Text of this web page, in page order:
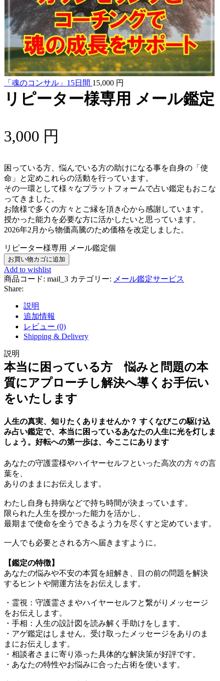
「魂のコンサル」15日間 15,000 円
リピーター様専用 メール鑑定
3,000 円
困っている方、悩んでいる方の助けになる事を自身の「使
命」と定めこれらの活動を行っています。
その一環として様々なプラットフォームで占い鑑定もおこな
ってきました。
お陰様で多くの方々とご縁を頂き心から感謝しています。
授かった能力を必要な方に活かしたいと思っています。
2026年2月から物価高騰のため価格を改定しました。
リピーター様専用 メール鑑定個
お買い物カゴに追加
Add to wishlist
商品コード: mail_3 カテゴリー: メール鑑定サービス
Share:
説明
追加情報
レビュー (0)
Shipping & Delivery
説明
本当に困っている方 悩みと問題の本
質にアプローチし解決へ導くお手伝い
をいたします
人生の真実、知りたくありませんか？ すくなびこの駆け込
み占い鑑定で、本当に困っているあなたの人生に光を灯しま
しょう。好転への第一歩は、今ここにあります
あなたの守護霊様やハイヤーセルフといった高次の方々の言
葉を、
ありのままにお伝えします。
わたし自身も持病などで持ち時間が決まっています。
限られた人生を授かった能力を活かし、
最期まで使命を全うできるよう力を尽くすと定めています。
一人でも必要とされる方へ届きますように。
【鑑定の特徴】
あなたの悩みや不安の本質を紐解き、目の前の問題を解決
するヒントや開運方法をお伝えします。
・霊視：守護霊さまやハイヤーセルフと繋がりメッセージ
をお伝えします。
・手相：人生の設計図を読み解く手助けをします。
・アゲ鑑定はしません。受け取ったメッセージをありのま
まにお伝えします。
・相談者さまに寄り添った具体的な解決策が好評です。
・あなたの特性やお悩みに合った占術を使います。